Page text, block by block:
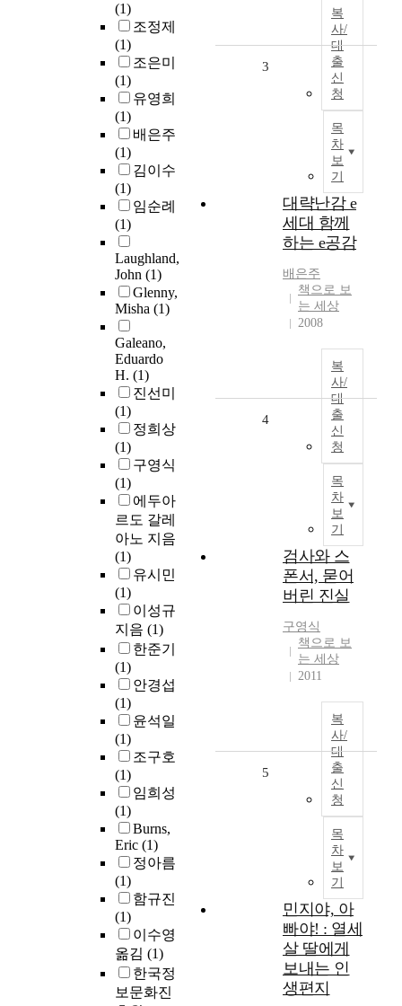
(1)
조정제
(1)
조은미
(1)
유영희
(1)
배은주
(1)
김이수
(1)
임순례
(1)
Laughland,
John (1)
Glenny,
Misha (1)
Galeano,
Eduardo
H. (1)
진선미
(1)
정희상
(1)
구영식
(1)
에두아
르도 갈레
아노 지음
(1)
유시민
(1)
이성규
지음 (1)
한준기
(1)
안경섭
(1)
윤석일
(1)
조구호
(1)
임희성
(1)
Burns,
Eric (1)
정아름
(1)
함규진
(1)
이수영
옮김 (1)
한국정
보문화진
복
사/
대
출
신
청
목
차
보
기
3
대략난감 e
세대 함께
하는 e공감
배은주
책으로 보
는 세상
2008
복
사/
대
출
신
청
목
차
보
기
4
검사와 스
폰서, 묻어
버린 진실
구영식
책으로 보
는 세상
2011
복
사/
대
출
신
청
목
차
보
기
5
민지야, 아
빠야! : 열세
살 딸에게
보내는 인
생편지